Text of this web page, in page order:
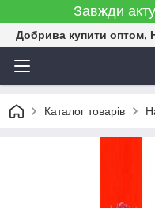
Завжди
Добрива купити оптом,
Каталог товарів